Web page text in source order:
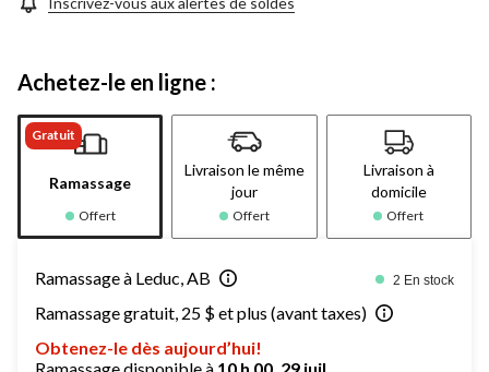
Achetez-le en ligne :
Gratuit
Ramassage
Offert
Livraison le même
jour
Offert
Livraison à
domicile
Offert
Ramassage à Leduc, AB 2 En stock
Ramassage gratuit, 25 $ et plus (avant taxes)
Obtenez-le dès aujourd’hui!